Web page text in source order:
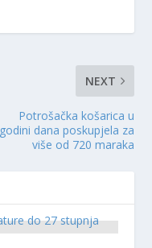
NEXT
Potrošačka košarica u
godini dana poskupjela za
više od 720 maraka